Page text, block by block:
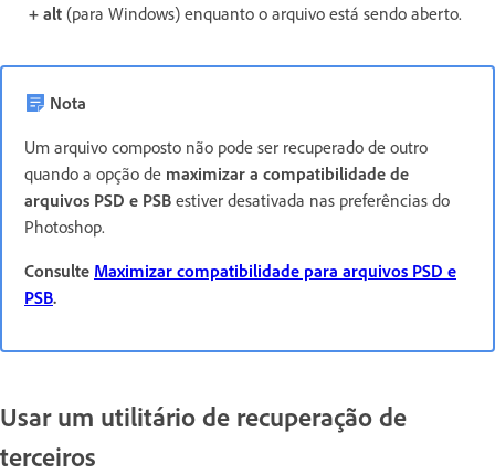
+ alt (para Windows) enquanto o arquivo está sendo aberto.
Nota
Um arquivo composto não pode ser recuperado de outro
quando a opção de maximizar a compatibilidade de
arquivos PSD e PSB estiver desativada nas preferências do
Photoshop.
Consulte Maximizar compatibilidade para arquivos PSD e
PSB.
Usar um utilitário de recuperação de
terceiros